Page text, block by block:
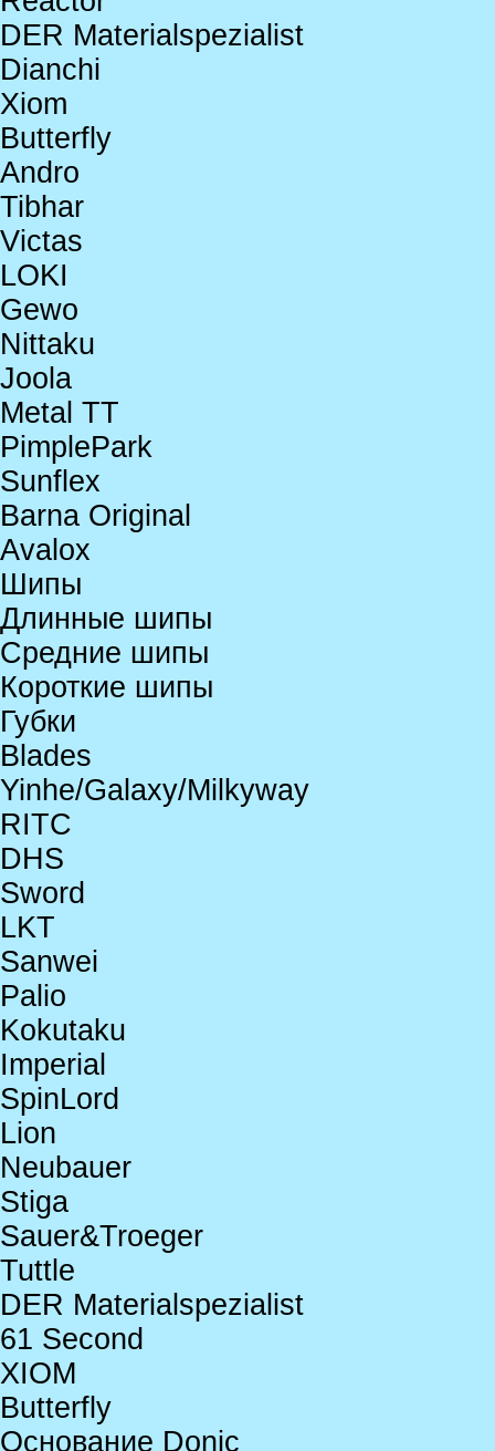
DER Materialspezialist
Dianchi
Xiom
Butterfly
Andro
Tibhar
Victas
LOKI
Gewo
Nittaku
Joola
Metal TT
PimplePark
Sunflex
Barna Original
Avalox
Шипы
Длинные шипы
Средние шипы
Короткие шипы
Губки
Blades
Yinhe/Galaxy/Milkyway
RITC
DHS
Sword
LKT
Sanwei
Palio
Kokutaku
Imperial
SpinLord
Lion
Neubauer
Stiga
Sauer&Troeger
Tuttle
DER Materialspezialist
61 Second
XIOM
Butterfly
Основание Donic